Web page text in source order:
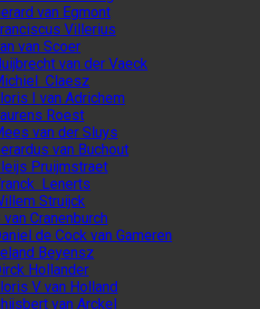
van Egmont
Villerius
van Scoer
van der Vaeck
Claesz
I van Adrichem
Roest
van der Sluys
van Buchout
Pruijmstraet
Lenerts
Struijck
Cranenburch
de Cock van Gameren
Beyensz
Hollander
V van Holland
van Arckel